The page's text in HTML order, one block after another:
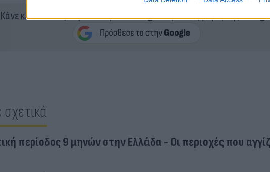
Κάνε κλικ και δες περισσότεροFlash.grστην αναζήτηση της
περίοδος 9 μηνών στην Ελλάδα - Οι περιοχές που